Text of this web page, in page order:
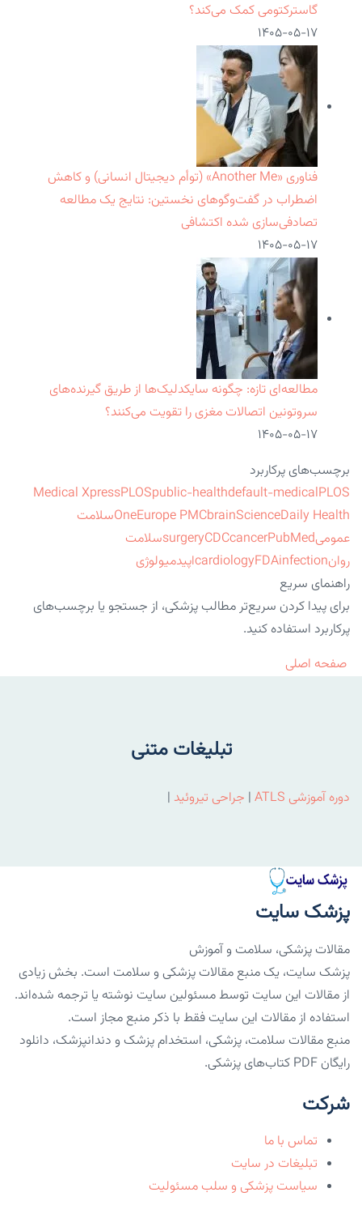
گاسترکتومی کمک می‌کند؟
۱۴۰۵-۰۵-۱۷
فناوری «Another Me» (توأم دیجیتال انسانی) و کاهش
اضطراب در گفت‌وگوهای نخستین: نتایج یک مطالعه
تصادفی‌سازی شده اکتشافی
۱۴۰۵-۰۵-۱۷
مطالعه‌ای تازه: چگونه سایکدلیک‌ها از طریق گیرنده‌های
سروتونین اتصالات مغزی را تقویت می‌کنند؟
۱۴۰۵-۰۵-۱۷
برچسب‌های پرکاربرد
Medical XpressPLOSpublic-healthdefault-medicalPLOS
OneEurope PMCbrainScienceDaily Health
سلامت
عمومی
surgeryCDCcancerPubMed
سلامت
روان
cardiologyFDAinfection
اپیدمیولوژی
راهنمای سریع
برای پیدا کردن سریع‌تر مطالب پزشکی، از جستجو یا برچسب‌های
پرکاربرد استفاده کنید.
صفحه اصلی
تبلیغات متنی
دوره آموزشی ATLS | جراحی تیروئید |
پزشک سایت
مقالات پزشکی، سلامت و آموزش
پزشک سایت، یک منبع مقالات پزشکی و سلامت است. بخش زیادی
از مقالات این سایت توسط مسئولین سایت نوشته یا ترجمه شده‌اند.
استفاده از مقالات این سایت فقط با ذکر منبع مجاز است.
منبع مقالات سلامت، پزشکی، استخدام پزشک و دندانپزشک، دانلود
رایگان PDF کتاب‌های پزشکی.
شرکت
تماس با ما
تبلیغات در سایت
سیاست پزشکی و سلب مسئولیت